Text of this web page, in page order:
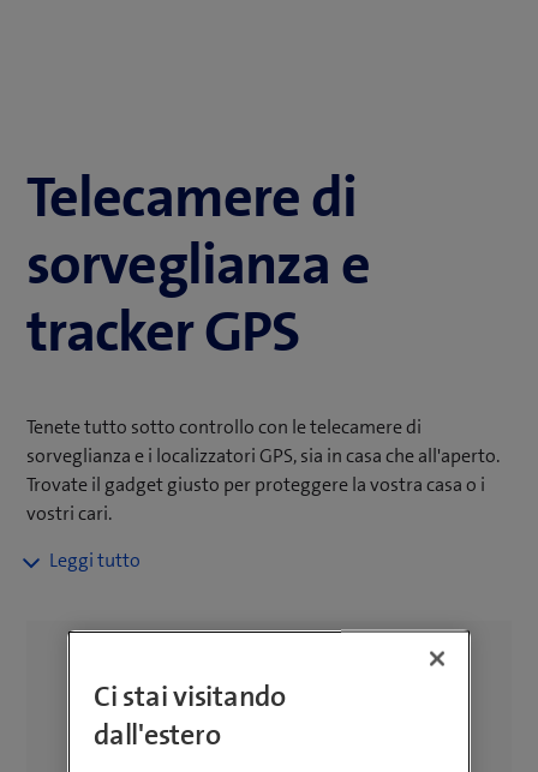
Telecamere di
sorveglianza e
tracker GPS
Tenete tutto sotto controllo con le telecamere di
sorveglianza e i localizzatori GPS, sia in casa che all'aperto.
Trovate il gadget giusto per proteggere la vostra casa o i
vostri cari.
Dalle telecamere per esterni alle telecamere IP, dalle
multidispositivo, è possibile utilizzare le telecamere e i
tracker con il proprio abbonamento mobile. Sia per
proteggere la vostra casa, sia per monitorare i bambini o
Approfittate della consegna gratuita a partire da un valore
Ci stai visitando
dall'estero